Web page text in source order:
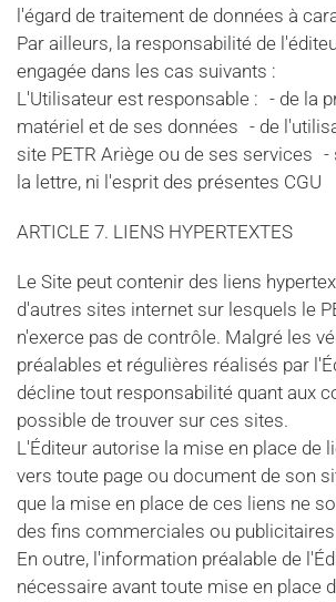
l'égard de traitement de données à
Par ailleurs, la responsabilité de
engagée dans les cas suivants :
L'Utilisateur est responsable : - de la
matériel et de ses données - de
site PETR Ariège ou de ses services -
la lettre, ni l'esprit des présentes CGU
ARTICLE 7. LIENS HYPERTEXTES
Le Site peut contenir des liens
d'autres sites internet sur lesquels le
n'exerce pas de contrôle. Malgré les
préalables et régulières réalisés par
décline tout responsabilité quant aux
possible de trouver sur ces sites.
L'Éditeur autorise la mise en place de
vers toute page ou document de son
que la mise en place de ces liens ne
des fins commerciales ou
En outre, l'information préalable de
nécessaire avant toute mise en place